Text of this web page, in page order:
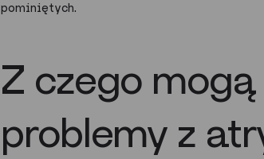
pominiętych.
Z czego
problemy z